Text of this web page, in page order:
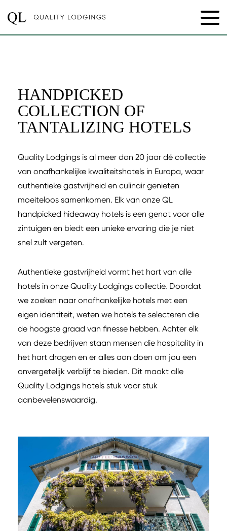
HANDPICKED
COLLECTION OF
TANTALIZING HOTELS
Quality Lodgings is al meer dan 20 jaar dé collectie
van onafhankelijke kwaliteitshotels in Europa, waar
authentieke gastvrijheid en culinair genieten
moeiteloos samenkomen. Elk van onze QL
handpicked hideaway hotels is een genot voor alle
zintuigen en biedt een unieke ervaring die je niet
snel zult vergeten.
Authentieke gastvrijheid vormt het hart van alle
hotels in onze Quality Lodgings collectie. Doordat
we zoeken naar onafhankelijke hotels met een
eigen identiteit, weten we hotels te selecteren die
de hoogste graad van finesse hebben. Achter elk
van deze bedrijven staan mensen die hospitality in
het hart dragen en er alles aan doen om jou een
onvergetelijk verblijf te bieden. Dit maakt alle
Quality Lodgings hotels stuk voor stuk
aanbevelenswaardig.